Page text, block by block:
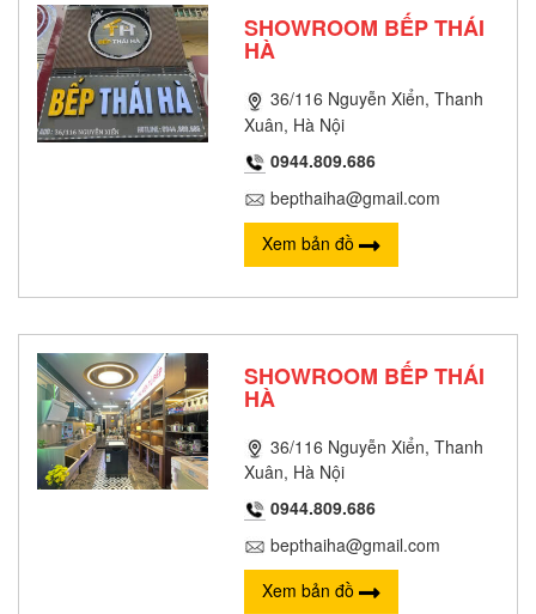
SHOWROOM BẾP THÁI
HÀ
36/116 Nguyễn Xiển, Thanh
Xuân, Hà Nội
0944.809.686
bepthaiha@gmail.com
Xem bản đồ
SHOWROOM BẾP THÁI
HÀ
36/116 Nguyễn Xiển, Thanh
Xuân, Hà Nội
0944.809.686
bepthaiha@gmail.com
Xem bản đồ